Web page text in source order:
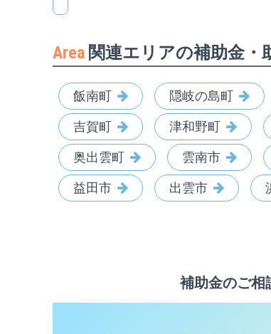
Area 関連エリアの補助金・
飯南町 隠岐の島町
吉賀町 津和野町
奥出雲町 雲南市
益田市 出雲市
補助金のご相